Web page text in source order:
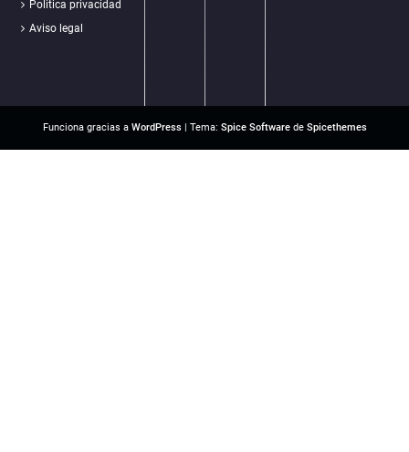
Politica privacidad
Aviso legal
Funciona gracias a WordPress| Tema: Spice Softwarede Spicethemes